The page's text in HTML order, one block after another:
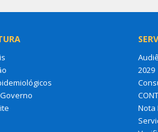
2029
Nota